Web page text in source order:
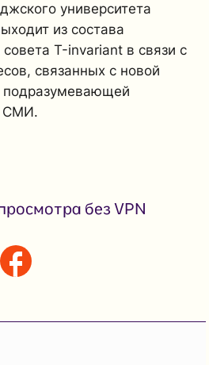
университета
из состава
Т-invariant в связи с
связанных с новой
подразумевающей
СМИ.
без VPN